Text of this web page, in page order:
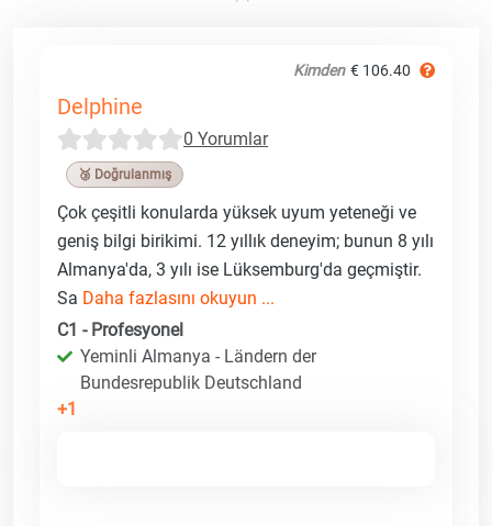
Kimden € 106.40
Delphine
0 Yorumlar
🥉 Doğrulanmış
Çok çeşitli konularda yüksek uyum yeteneği ve
geniş bilgi birikimi. 12 yıllık deneyim; bunun 8 yılı
Almanya'da, 3 yılı ise Lüksemburg'da geçmiştir.
Sa Daha fazlasını okuyun ...
C1 - Profesyonel
Yeminli Almanya - Ländern der
Bundesrepublik Deutschland
+1